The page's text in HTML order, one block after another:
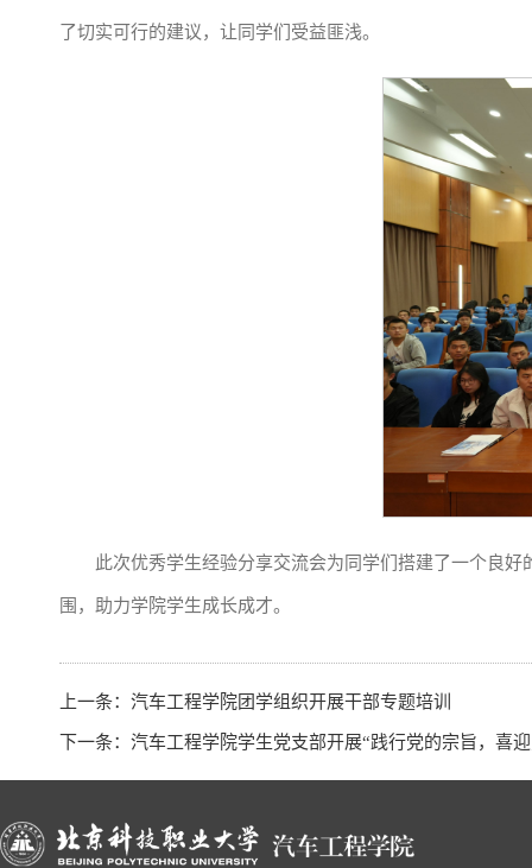
了切实可行的建议，让同学们受益匪浅。
此次优秀学生经验分享交流会为同学们搭建了一个良
围，助力学院学生成长成才。
上一条： 汽车工程学院团学组织开展干部专题培训
下一条： 汽车工程学院学生党支部开展“践行党的宗旨，喜